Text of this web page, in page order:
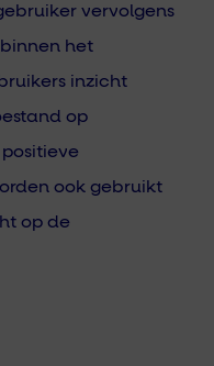
vervolgens
het
inzicht
op
ook gebruikt
op de